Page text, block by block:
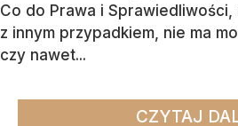
Co do Prawa i Sprawiedliwości,
z innym przypadkiem, nie ma
czy nawet...
CZYTAJ